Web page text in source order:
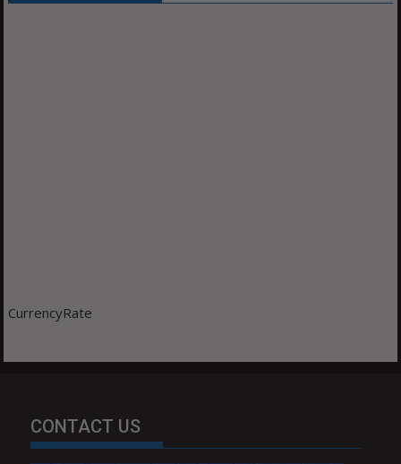
CurrencyRate
CONTACT US